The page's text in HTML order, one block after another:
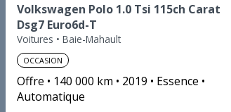
Volkswagen Polo 1.0 Tsi 115ch Carat
Dsg7 Euro6d-T
Voitures • Baie-Mahault
OCCASION
Offre 140 000 km 2019
Essence
Automatique